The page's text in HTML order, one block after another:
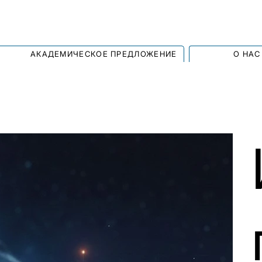
АКАДЕМИЧЕСКОЕ ПРЕДЛОЖЕНИЕ О НАС